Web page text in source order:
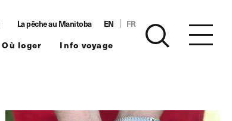
La pêche au Manitoba FR
EN
Où loger Info voyage